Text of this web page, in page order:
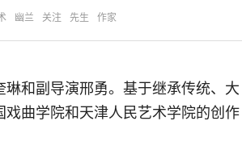
幽兰 关注 先生 作家
和副导演邢勇。基于继承传统、大
曲学院和天津人民艺术学院的创作